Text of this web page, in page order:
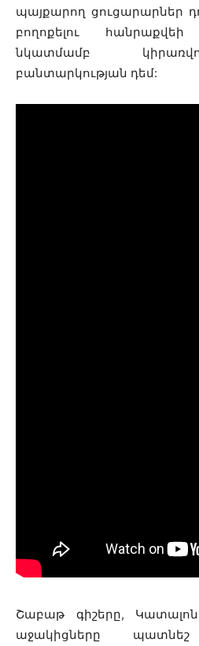
պայքարող ցուցարարներ
բողոքելու հանրաքվեի
նկատմամբ
բանտարկության դեմ:
Շաբաթ գիշերը,
աջակիցները